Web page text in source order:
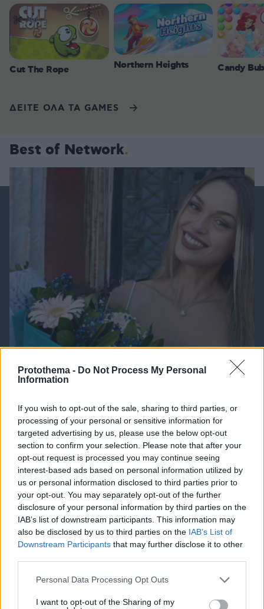
Protothema - Do Not Process My Personal
Information
If you wish to opt-out of the sale, sharing to third parties, or
processing of your personal or sensitive information for
targeted advertising by us, please use the below opt-out
section to confirm your selection. Please note that after your
opt-out request is processed you may continue seeing
interest-based ads based on personal information utilized by
us or personal information disclosed to third parties prior to
your opt-out. You may separately opt-out of the further
disclosure of your personal information by third parties on the
IAB’s list of downstream participants. This information may
also be disclosed by us to third parties on the IAB’s List of
Downstream Participants that may further disclose it to other
Please note that this website/app uses one or more Google
not limited to your visit or usage behaviour. You may click to
Personal Data Processing Opt Outs
I want to opt-out of the Sharing of my
Cut The Rope Northern Heights Candy
ΔΕΙΤΕ ΟΛΑ ΤΑ GAMES
Best of Network
Η 24χρονη αριστούχος της Ιατρικής Αθηνών, που
διάβασε τον Ιπποκρατικό Όρκο, μιλά για τον
«άριστο γιατρό»
10.08.2026, 14:01